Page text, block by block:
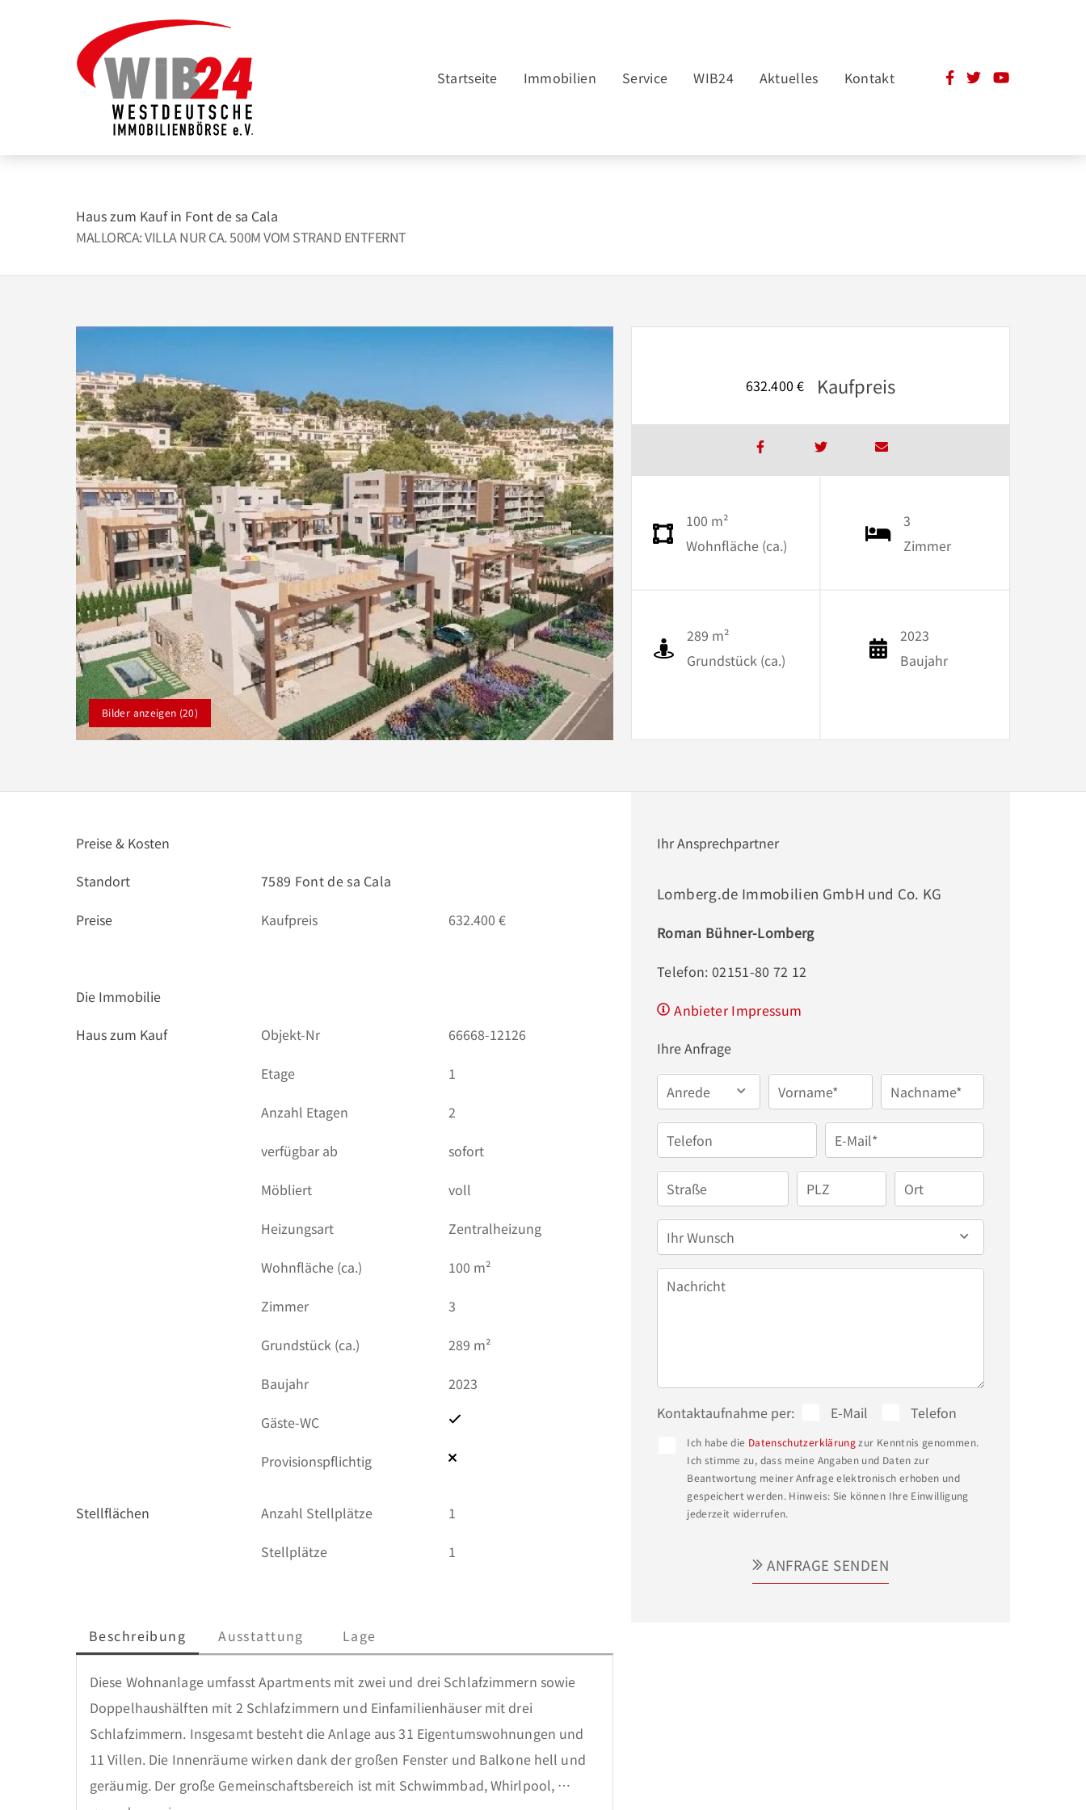
Startseite Immobilien Service WIB24 Aktuelles Kontakt
Haus zum Kauf in Font de sa Cala
MALLORCA: VILLA NUR CA. 500M VOM STRAND ENTFERNT
Bilder anzeigen (20)
632.400 € Kaufpreis
100 m²
Wohnfläche (ca.)
3
Zimmer
289 m²
Grundstück (ca.)
2023
Baujahr
Preise & Kosten
Standort
7589 Font de sa Cala
Preise
Kaufpreis 632.400 €
Die Immobilie
Haus zum Kauf
Objekt-Nr
66668-12126
Etage
1
Anzahl Etagen
2
verfügbar ab
sofort
Möbliert
voll
Heizungsart
Zentralheizung
Wohnfläche (ca.)
100 m²
Zimmer
3
Grundstück (ca.)
289 m²
Baujahr
2023
Gäste-WC
Provisionspflichtig
Stellflächen Anzahl Stellplätze
1
Stellplätze
1
Beschreibung Ausstattung Lage
Diese Wohnanlage umfasst Apartments mit zwei und drei Schlafzimmern sowie
Doppelhaushälften mit 2 Schlafzimmern und Einfamilienhäuser mit drei
Schlafzimmern. Insgesamt besteht die Anlage aus 31 Eigentumswohnungen und
11 Villen. Die Innenräume wirken dank der großen Fenster und Balkone hell und
geräumig. Der große Gemeinschaftsbereich ist mit Schwimmbad, Whirlpool,
Ihr Ansprechpartner
Lomberg.de Immobilien GmbH und Co. KG
Roman Bühner-Lomberg
Telefon: 02151-80 72 12
Anbieter Impressum
Ihre Anfrage
Anrede Vorname* Nachname*
Telefon E-Mail*
Straße PLZ Ort
Ihr Wunsch
Nachricht
Kontaktaufnahme per: E-Mail Telefon
Ich habe die Datenschutzerklärung zur Kenntnis genommen.
Ich stimme zu, dass meine Angaben und Daten zur
Beantwortung meiner Anfrage elektronisch erhoben und
gespeichert werden. Hinweis: Sie können Ihre Einwilligung
jederzeit widerrufen.
ANFRAGE SENDEN